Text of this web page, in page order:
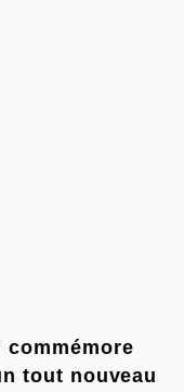
commémore
tout nouveau